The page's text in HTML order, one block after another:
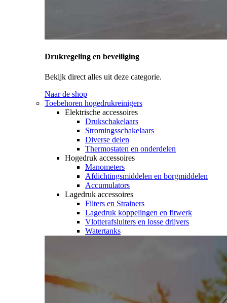
Drukregeling en beveiliging
Bekijk direct alles uit deze categorie.
Naar de shop
Toebehoren hogedrukreinigers
Elektrische accessoires
Drukschakelaars
Stromingsschakelaars
Diverse delen
Thermostaten en onderdelen
Hogedruk accessoires
Manometers
Afdichtingsmiddelen en borgmiddelen
Accumulators
Lagedruk accessoires
Filters en Strainers
Lagedruk koppelingen en fitwerk
Vlotterafsluiters en losse drijvers
Watertanks